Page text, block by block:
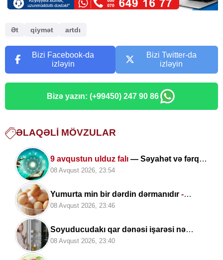
Ət qiymət artdı
Bizi Facebook-da
izləyin
Bizi Twitter-da
izləyin
Bizə yazın: (+99450) 247 90 86
ƏLAQƏLI MÖVZULAR
9 avqustun ulduz falı — Səyahət və fərqli
təcrübələr üçün uğurlu gündür
08 Avqust 2026, 23:54
Yumurta min bir dərdin dərmanıdır -
ARAŞDIRMA
08 Avqust 2026, 23:46
Soyuducudakı qar dənəsi işarəsi nə
deməkdir? - Çoxları ondan istifadə edə
bilmir
08 Avqust 2026, 23:40